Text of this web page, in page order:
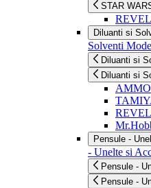
STAR
Diluanti si
Solventi
Diluanti si
Diluanti si
AMMO
Pensule -
- Unelte si
Pensule -
Pensule -